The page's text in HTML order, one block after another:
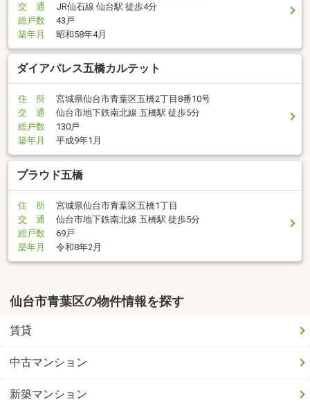
交 通
JR仙石線 仙台駅 徒歩4分
総戸数
43戸
築年月
昭和58年4月
ダイアパレス五橋カルテット
住 所
宮城県仙台市青葉区五橋2丁目8番10号
交 通
仙台市地下鉄南北線 五橋駅 徒歩5分
総戸数
130戸
築年月
平成9年1月
プラウド五橋
住 所
宮城県仙台市青葉区五橋1丁目
交 通
仙台市地下鉄南北線 五橋駅 徒歩5分
総戸数
69戸
築年月
令和8年2月
仙台市青葉区の物件情報を探す
賃貸
中古マンション
新築マンション